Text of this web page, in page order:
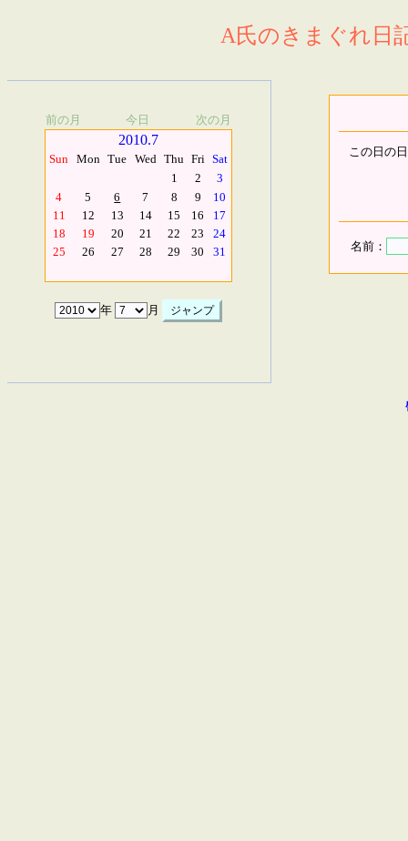
A氏のきまぐれ日
前の月 今日 次の月
2010.7
Sun Mon Tue Wed Thu Fri Sat
1
2
3
4
5 6 7 8 9
10
11
12 13 14 15 16
17
18
19 20 21 22 23
24
25
26 27 28 29 30 31
年 月
この日の
名前：